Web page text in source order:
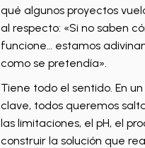
qué algunos proyectos
al respecto: «Si no saben
funcione… estamos
como se pretendía».
Tiene todo el sentido. En
clave, todos queremos
las limitaciones, el pH, el
construir la solución que